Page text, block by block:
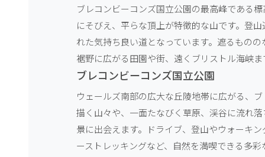
ブレコンビーコンズ国立公園の最高峰である
にそびえ、平らな頂上が特徴的な山です。登
れた気持ち良い道となっています。遮るもの
裾野に広がる田園や街、遠くブリストル海峡
ブレコンビーコンズ国立公園
ウェールズ南部の広大な丘陵地帯に広がる、
描く山々や、一面たなびく草原、渓谷に流れ
景に出会えます。ドライブ、登山やウォーキ
ーストレッキングなど、自然を満喫できる多